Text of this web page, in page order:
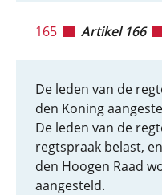
165 Artikel 166
De leden van de
den Koning
De leden van de
regtspraak belast,
den Hoogen Raad
aangesteld.